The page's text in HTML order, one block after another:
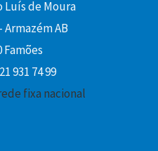
Luís de Moura
Armazém AB
Famões
931 74 99
fixa nacional